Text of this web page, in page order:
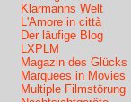
Klarmanns Welt
L'Amore in città
Der läufige Blog
LXPLM
Magazin des Glücks
Marquees in Movies
Multiple Filmstörung